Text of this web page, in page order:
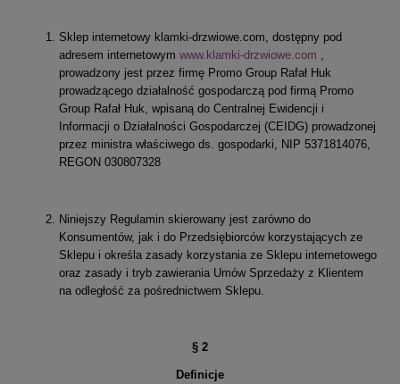
Sklep internetowy klamki-drzwiowe.com, dostępny pod
adresem internetowym www.klamki-drzwiowe.com ,
prowadzony jest przez firmę Promo Group Rafał Huk
prowadzącego działalność gospodarczą pod firmą Promo
Group Rafał Huk, wpisaną do Centralnej Ewidencji i
Informacji o Działalności Gospodarczej (CEIDG) prowadzonej
przez ministra właściwego ds. gospodarki, NIP 5371814076,
REGON 030807328
Niniejszy Regulamin skierowany jest zarówno do
Konsumentów, jak i do Przedsiębiorców korzystających ze
Sklepu i określa zasady korzystania ze Sklepu internetowego
oraz zasady i tryb zawierania Umów Sprzedaży z Klientem
na odległość za pośrednictwem Sklepu.
§ 2
Definicje